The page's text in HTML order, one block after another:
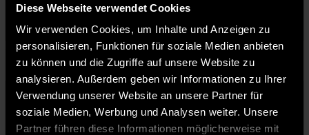
Diese Webseite verwendet Cookies
Wir verwenden Cookies, um Inhalte und Anzeigen zu
personalisieren, Funktionen für soziale Medien anbieten
zu können und die Zugriffe auf unsere Website zu
analysieren. Außerdem geben wir Informationen zu Ihrer
Verwendung unserer Website an unsere Partner für
soziale Medien, Werbung und Analysen weiter. Unsere
Partner führen diese Informationen möglicherweise mit
Sustainable production & energy technologies 16.03.2021